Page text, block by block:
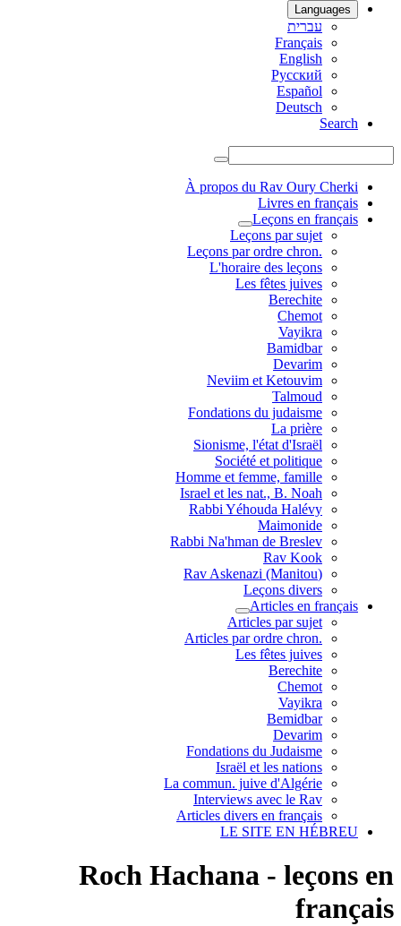
Languages
עברית
Français
English
Русский
Español
Deutsch
Search
À propos du Rav Oury Cherki
Livres en français
Leçons en français
Leçons par sujet
.Leçons par ordre chron
L'horaire des leçons
Les fêtes juives
Berechite
Chemot
Vayikra
Bamidbar
Devarim
Neviim et Ketouvim
Talmoud
Fondations du judaisme
La prière
Sionisme, l'état d'Israël
Société et politique
Homme et femme, famille
Israel et les nat., B. Noah
Rabbi Yéhouda Halévy
Maimonide
Rabbi Na'hman de Breslev
Rav Kook
(Rav Askenazi (Manitou
Leçons divers
Articles en français
Articles par sujet
.Articles par ordre chron
Les fêtes juives
Berechite
Chemot
Vayikra
Bemidbar
Devarim
Fondations du Judaisme
Israël et les nations
La commun. juive d'Algérie
Interviews avec le Rav
Articles divers en français
LE SITE EN HÉBREU
Roch Hachana - leçons en
français